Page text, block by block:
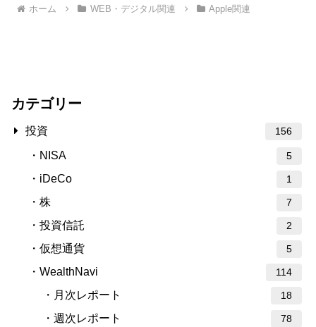
ホーム WEB・デジタル関連 Apple関連
カテゴリー
投資 156
NISA 5
iDeCo 1
株 7
投資信託 2
仮想通貨 5
WealthNavi 114
月次レポート 18
週次レポート 78